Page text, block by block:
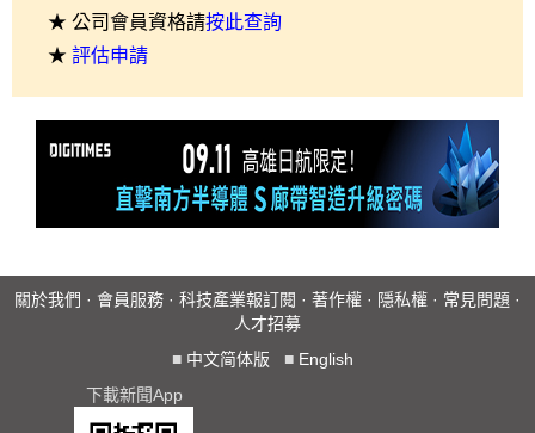
★ 公司會員資格請按此查詢
★ 評估申請
關於我們 · 會員服務 · 科技產業報訂閱 · 著作權 · 隱私權 · 常見問題 ·
人才招募
■ 中文简体版 ■ English
下載新聞App